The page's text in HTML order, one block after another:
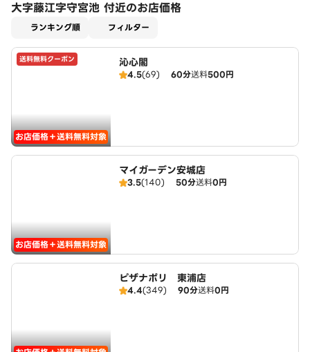
大字藤江字守宮池 付近のお店価格
ランキング順 フィルター
送料無料クーポン
お店価格＋送料無料対象
沁心閣
4.5(69) 60分送料500円
お店価格＋送料無料対象
マイガーデン安城店
3.5(140) 50分送料0円
ピザナポリ 東浦店
4.4(349) 90分送料0円